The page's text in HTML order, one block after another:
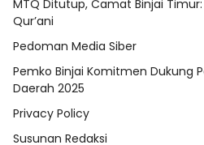
MTQ Ditutup, Camat Binjai
Qur’ani
Pedoman Media Siber
Pemko Binjai Komitmen Dukung
Daerah 2025
Privacy Policy
Susunan Redaksi